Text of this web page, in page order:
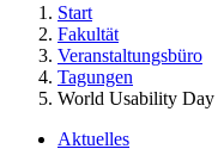
Start
Fakultät
Veranstaltungsbüro
Tagungen
World Usability Day
Aktuelles